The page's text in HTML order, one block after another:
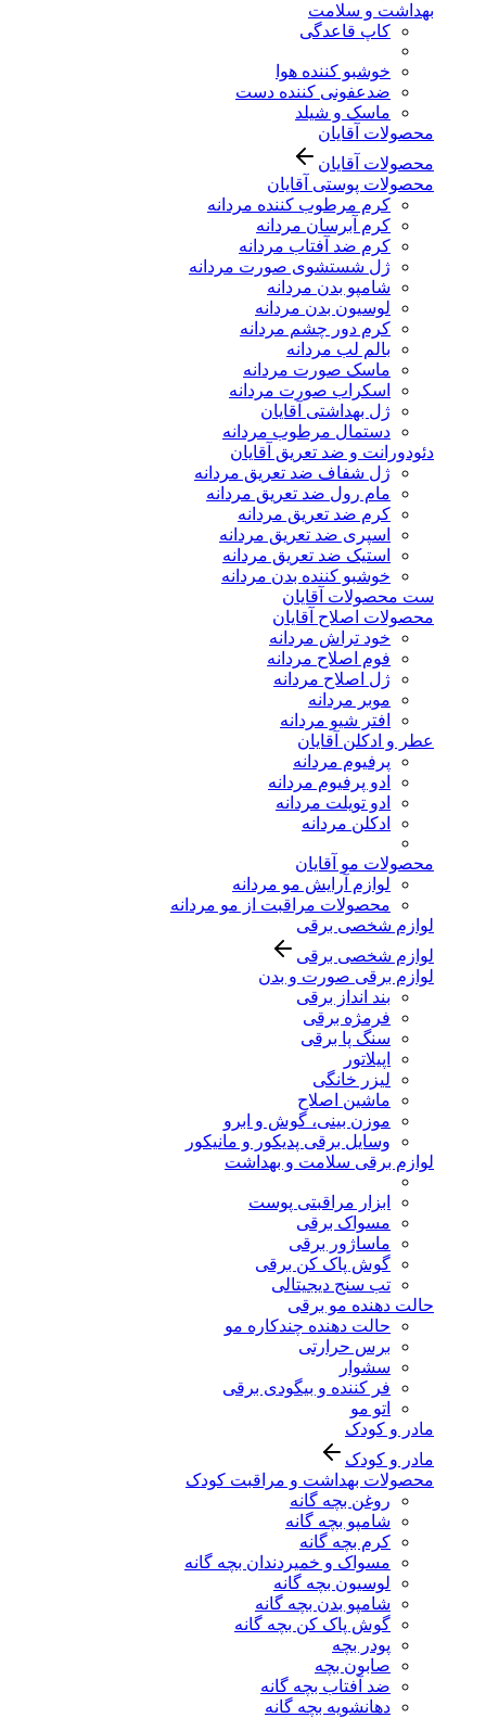
بهداشت و سلامت
کاپ قاعدگی
خوشبو کننده هوا
ضدعفونی کننده دست
ماسک و شیلد
محصولات آقایان
محصولات آقایان
محصولات پوستی آقایان
کرم مرطوب کننده مردانه
کرم آبرسان مردانه
کرم ضد آفتاب مردانه
ژل شستشوی صورت مردانه
شامپو بدن مردانه
لوسیون بدن مردانه
کرم دور چشم مردانه
بالم لب مردانه
ماسک صورت مردانه
اسکراب صورت مردانه
ژل بهداشتی آقایان
دستمال مرطوب مردانه
دئودورانت و ضد تعریق آقایان
ژل شفاف ضد تعریق مردانه
مام رول ضد تعریق مردانه
کرم ضد تعریق مردانه
اسپری ضد تعریق مردانه
استیک ضد تعریق مردانه
خوشبو کننده بدن مردانه
ست محصولات آقایان
محصولات اصلاح آقایان
خود تراش مردانه
فوم اصلاح مردانه
ژل اصلاح مردانه
موبر مردانه
افتر شیو مردانه
عطر و ادکلن آقایان
پرفیوم مردانه
ادو پرفیوم مردانه
ادو تویلت مردانه
ادکلن مردانه
محصولات مو آقایان
لوازم آرایش مو مردانه
محصولات مراقبت از مو مردانه
لوازم شخصی برقی
لوازم شخصی برقی
لوازم برقی صورت و بدن
بند انداز برقی
فرمژه برقی
سنگ پا برقی
اپیلاتور
لیزر خانگی
ماشین اصلاح
موزن بینی، گوش و ابرو
وسایل برقی پدیکور و مانیکور
لوازم برقی سلامت و بهداشت
ابزار مراقبتی پوست
مسواک برقی
ماساژور برقی
گوش پاک کن برقی
تب سنج دیجیتالی
حالت دهنده مو برقی
حالت دهنده چندکاره مو
برس حرارتی
سشوار
فر کننده و بیگودی برقی
اتو مو
مادر و کودک
مادر و کودک
محصولات بهداشت و مراقبت کودک
روغن بچه گانه
شامپو بچه گانه
کرم بچه گانه
مسواک و خمیردندان بچه گانه
لوسیون بچه گانه
شامپو بدن بچه گانه
گوش پاک کن بچه گانه
پودر بچه
صابون بچه
ضد آفتاب بچه گانه
دهانشویه بچه گانه